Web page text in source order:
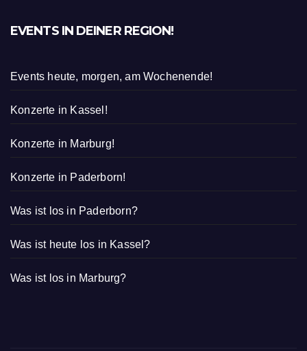
EVENTS IN DEINER REGION!
Events heute, morgen, am Wochenende!
Konzerte in Kassel!
Konzerte in Marburg!
Konzerte in Paderborn!
Was ist los in Paderborn?
Was ist heute los in Kassel?
Was ist los in Marburg?